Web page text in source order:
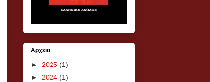
Αρχειο
► 2025 (1)
► 2024 (1)